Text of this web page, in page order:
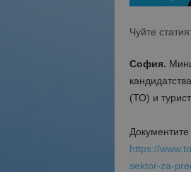
Чуйте
София.
(ТО) и
https://
sektor-za-